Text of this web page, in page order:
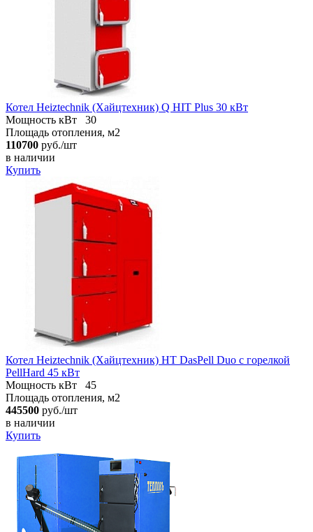
Котел Heiztechnik (Хайцтехник) Q HIT Plus 30 кВт
Мощность кВт
30
Площадь отопления, м2
110700 руб./шт
в наличии
Купить
Котел Heiztechnik (Хайцтехник) HT DasPell Duo с горелкой
PellHard 45 кВт
Мощность кВт
45
Площадь отопления, м2
445500 руб./шт
в наличии
Купить